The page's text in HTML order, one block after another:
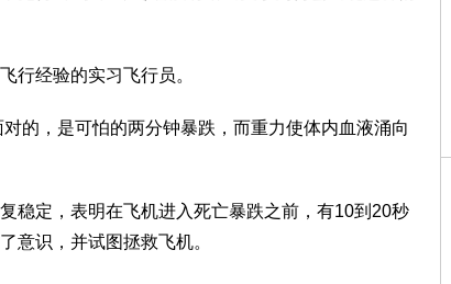
经验的实习飞行员。
，是可怕的两分钟暴跌，而重力使体内血液涌向
定，表明在飞机进入死亡暴跌之前，有10到20秒
意识，并试图拯救飞机。